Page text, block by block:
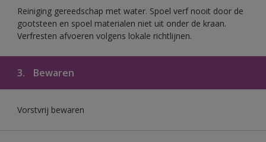
Reiniging gereedschap met water. Spoel verf nooit door de
gootsteen en spoel materialen niet uit onder de kraan.
Verfresten afvoeren volgens lokale richtlijnen.
3. Bewaren
Vorstvrij bewaren